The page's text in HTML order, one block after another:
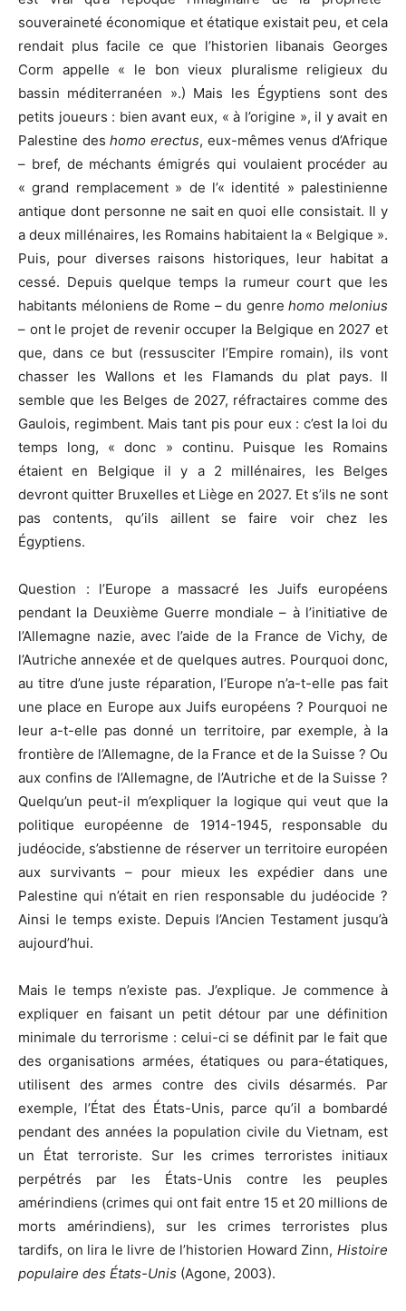
souveraineté économique et étatique existait peu, et cela
rendait plus facile ce que l’historien libanais Georges
Corm appelle « le bon vieux pluralisme religieux du
bassin méditerranéen ».) Mais les Égyptiens sont des
petits joueurs : bien avant eux, « à l’origine », il y avait en
Palestine deshomo erectus, eux-mêmes venus d’Afrique
– bref, de méchants émigrés qui voulaient procéder au
« grand remplacement » de l’« identité » palestinienne
antique dont personne ne sait en quoi elle consistait. Il y
a deux millénaires, les Romains habitaient la « Belgique ».
Puis, pour diverses raisons historiques, leur habitat a
cessé. Depuis quelque temps la rumeur court que les
habitants méloniens de Rome – du genrehomo melonius
– ont le projet de revenir occuper la Belgique en 2027 et
que, dans ce but (ressusciter l’Empire romain), ils vont
chasser les Wallons et les Flamands du plat pays. Il
semble que les Belges de 2027, réfractaires comme des
Gaulois, regimbent. Mais tant pis pour eux : c’est la loi du
temps long, « donc » continu. Puisque les Romains
étaient en Belgique il y a 2 millénaires, les Belges
devront quitter Bruxelles et Liège en 2027. Et s’ils ne sont
pas contents, qu’ils aillent se faire voir chez les
Égyptiens.
Question : l’Europe a massacré les Juifs européens
pendant la Deuxième Guerre mondiale – à l’initiative de
l’Allemagne nazie, avec l’aide de la France de Vichy, de
l’Autriche annexée et de quelques autres. Pourquoi donc,
au titre d’une juste réparation, l’Europe n’a-t-elle pas fait
une place en Europe aux Juifs européens ? Pourquoi ne
leur a-t-elle pas donné un territoire, par exemple, à la
frontière de l’Allemagne, de la France et de la Suisse ? Ou
aux confins de l’Allemagne, de l’Autriche et de la Suisse ?
Quelqu’un peut-il m’expliquer la logique qui veut que la
politique européenne de 1914-1945, responsable du
judéocide, s’abstienne de réserver un territoire européen
aux survivants – pour mieux les expédier dans une
Palestine qui n’était en rien responsable du judéocide ?
Ainsi le temps existe. Depuis l’Ancien Testament jusqu’à
aujourd’hui.
Mais le temps n’existe pas. J’explique. Je commence à
expliquer en faisant un petit détour par une définition
minimale du terrorisme : celui-ci se définit par le fait que
des organisations armées, étatiques ou para-étatiques,
utilisent des armes contre des civils désarmés. Par
exemple, l’État des États-Unis, parce qu’il a bombardé
pendant des années la population civile du Vietnam, est
un État terroriste. Sur les crimes terroristes initiaux
perpétrés par les États-Unis contre les peuples
amérindiens (crimes qui ont fait entre 15 et 20 millions de
morts amérindiens), sur les crimes terroristes plus
tardifs, on lira le livre de l’historien Howard Zinn, Histoire
populaire des États-Unis (Agone, 2003).